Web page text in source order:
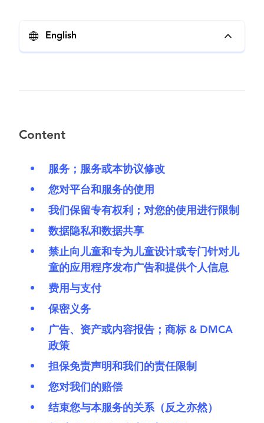
English
Content
服务；服务或本协议修改
您对平台和服务的使用
我们保留专有权利；对您的使用进行限制
数据隐私和数据共享
禁止向儿童和专为儿童设计或专门针对儿
童的应用程序发布广告和提供个人信息
费用与支付
保密义务
广告、资产或内容报告；商标 & DMCA
政策
担保免责声明和我们的责任限制
您对我们的赔偿
结束您与本服务的关系（反之亦然）